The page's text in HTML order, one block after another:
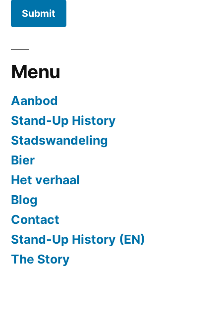
Menu
Aanbod
Stand-Up History
Stadswandeling
Bier
Het verhaal
Blog
Contact
Stand-Up History (EN)
The Story